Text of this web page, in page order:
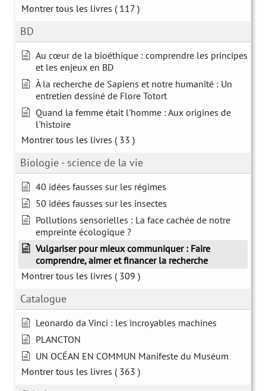
Montrer tous les livres ( 117 )
BD
Au cœur de la bioéthique : comprendre les principes
et les enjeux en BD
À la recherche de Sapiens et notre humanité : Un
entretien dessiné de Flore Totort
Quand la femme était l'homme : Aux origines de
l'histoire
Montrer tous les livres ( 33 )
Biologie - science de la vie
40 idées fausses sur les régimes
50 idées fausses sur les insectes
Pollutions sensorielles : La face cachée de notre
empreinte écologique ?
Vulgariser pour mieux communiquer : Faire
comprendre, aimer et financer la recherche
Montrer tous les livres ( 309 )
Catalogue
Leonardo da Vinci : les incroyables machines
PLANCTON
UN OCÉAN EN COMMUN Manifeste du Muséum
Montrer tous les livres ( 363 )